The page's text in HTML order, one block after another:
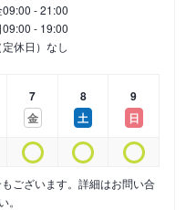
09:00 - 21:00
09:00 - 19:00
定休日）なし
7
金
8
土
9
日
ございます。詳細はお問い合
。